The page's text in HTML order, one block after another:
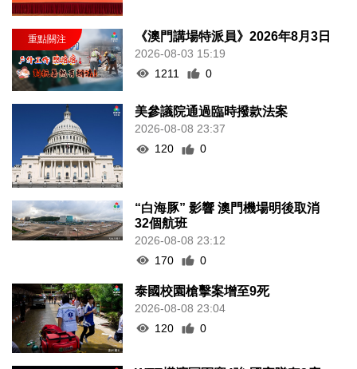
《澳門講場特派員》2026年8月3日
2026-08-03 15:19
1211
0
美參議院通過臨時撥款法案
2026-08-08 23:37
120
0
“白海豚” 影響 澳門機場明後取消
32個航班
2026-08-08 23:12
170
0
泰國校園槍擊案增至9死
2026-08-08 23:04
120
0